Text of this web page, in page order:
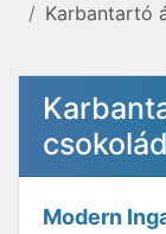
Karbantartó
Modern